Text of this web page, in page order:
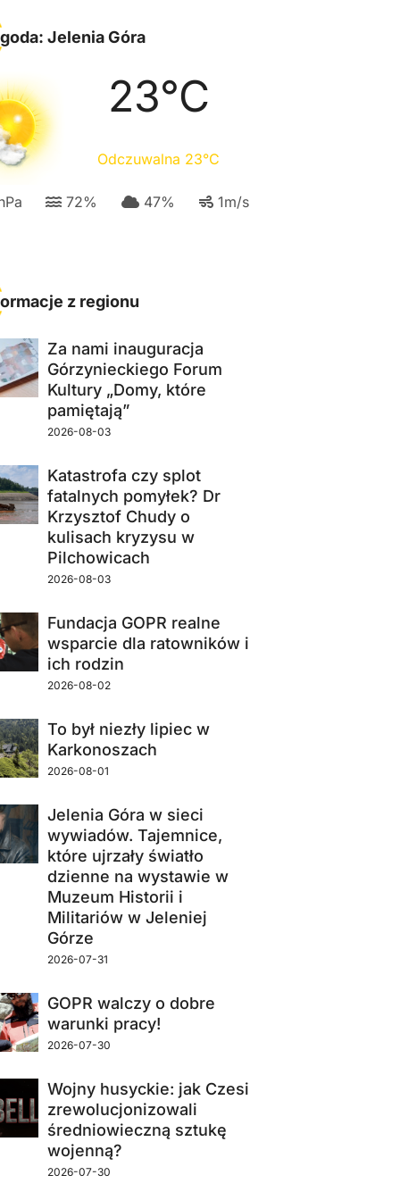
Jelenia Góra
23°C
Odczuwalna 23°C
72% 47% 1m/s
z regionu
Za nami inauguracja
Górzynieckiego Forum
Kultury „Domy, które
pamiętają”
2026-08-03
Katastrofa czy splot
fatalnych pomyłek? Dr
Krzysztof Chudy o
kulisach kryzysu w
Pilchowicach
2026-08-03
Fundacja GOPR realne
wsparcie dla ratowników i
ich rodzin
2026-08-02
To był niezły lipiec w
Karkonoszach
2026-08-01
Jelenia Góra w sieci
wywiadów. Tajemnice,
które ujrzały światło
dzienne na wystawie w
Muzeum Historii i
Militariów w Jeleniej
Górze
2026-07-31
GOPR walczy o dobre
warunki pracy!
2026-07-30
Wojny husyckie: jak Czesi
zrewolucjonizowali
średniowieczną sztukę
wojenną?
2026-07-30